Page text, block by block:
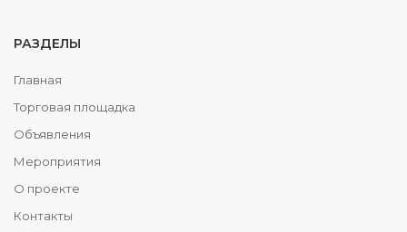
РАЗДЕЛЫ
Главная
Торговая площадка
Объявления
Мероприятия
О проекте
Контакты